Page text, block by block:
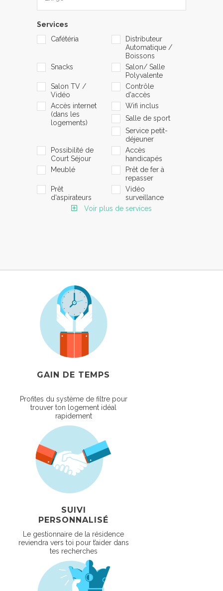
Services
Cafétéria
Distributeur
Automatique /
Boissons
Snacks
Salon/ Salle
Polyvalente
Salon TV /
Vidéo
Contrôle
d'accès
Accès internet
(dans les
logements)
Wifi inclus
Salle de sport
Service petit-
déjeuner
Possibilité de
Court Séjour
Accès
handicapés
Meublé
Prêt de fer à
repasser
Prêt
d'aspirateurs
Vidéo
surveillance
Voir plus de services
GAIN DE TEMPS
Profites du système de filtre pour
trouver ton logement idéal
rapidement
SUIVI
PERSONNALISÉ
Le gestionnaire de la résidence
reviendra vers toi pour t’aider dans
tes recherches